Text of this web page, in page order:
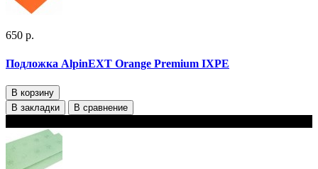
650 р.
Подложка AlpinEXT Orange Premium IXPE
В корзину
В закладки
В сравнение